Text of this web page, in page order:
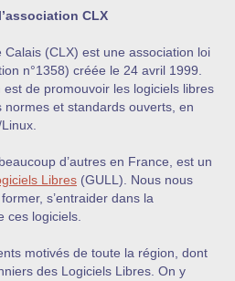
CLX
(CLX) est une association loi
n°1358) créée le 24 avril 1999.
de promouvoir les logiciels libres
normes et standards ouverts, en
d’autres en France, est un
Libres (GULL). Nous nous
s’entraider dans la
ces logiciels.
motivés de toute la région, dont
des Logiciels Libres. On y